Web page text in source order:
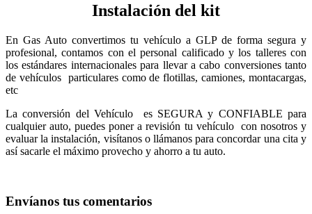
Instalación del kit
En Gas Auto convertimos tu vehículo a GLP de forma segura y
profesional, contamos con el personal calificado y los talleres con
los estándares internacionales para llevar a cabo conversiones tanto
de vehículos particulares como de flotillas, camiones, montacargas,
etc
La conversión del Vehículo es SEGURA y CONFIABLE para
cualquier auto, puedes poner a revisión tu vehículo con nosotros y
evaluar la instalación, visítanos o llámanos para concordar una cita y
así sacarle el máximo provecho y ahorro a tu auto.
Envíanos tus comentarios